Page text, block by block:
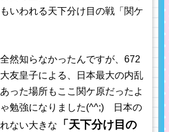
いわれる天下分け目の戦「関ケ
然知らなかったんですが、672
友皇子による、日本最大の内乱
った場所もここ関ケ原だったよ
ゃ勉強になりました(^^;) 日本の
ない大きな
「天下分け目の